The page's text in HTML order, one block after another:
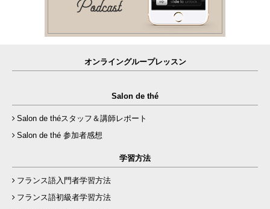
オンライングループレッスン
Salon de thé
Salon de théスタッフ＆講師レポート
Salon de thé 参加者感想
学習方法
フランス語入門者学習方法
フランス語初級者学習方法